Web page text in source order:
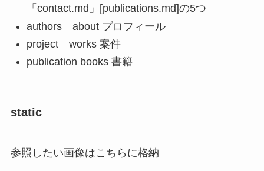
「contact.md」[publications.md]の5つ
authors about プロフィール
project works 案件
publication books 書籍
static
参照したい画像はこちらに格納